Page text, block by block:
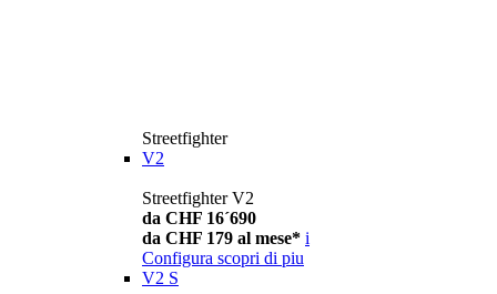
Streetfighter
V2
Streetfighter V2
da CHF 16´690
da CHF 179 al mese* i
Configura scopri di piu
V2 S